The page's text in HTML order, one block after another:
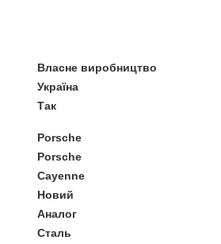
Власне виробництво
Україна
Так
Porsche
Porsche
Cayenne
Новий
Аналог
Сталь